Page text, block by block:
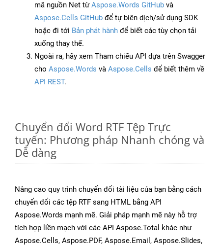
mã nguồn Net từAspose.Words GitHub và
Aspose.Cells GitHub để tự biên dịch/sử dụng SDK
hoặc đi tới Bản phát hành để biết các tùy chọn tải
xuống thay thế.
Ngoài ra, hãy xem Tham chiếu API dựa trên Swagger
cho Aspose.Words và Aspose.Cells để biết thêm về
API REST.
Chuyển đổi Word RTF Tệp Trực
tuyến: Phương pháp Nhanh chóng và
Dễ dàng
Nâng cao quy trình chuyển đổi tài liệu của bạn bằng cách
chuyển đổi các tệp RTF sang HTML bằng API
Aspose.Words mạnh mẽ. Giải pháp mạnh mẽ này hỗ trợ
tích hợp liền mạch với các API Aspose.Total khác như
Aspose.Cells, Aspose.PDF, Aspose.Email, Aspose.Slides,